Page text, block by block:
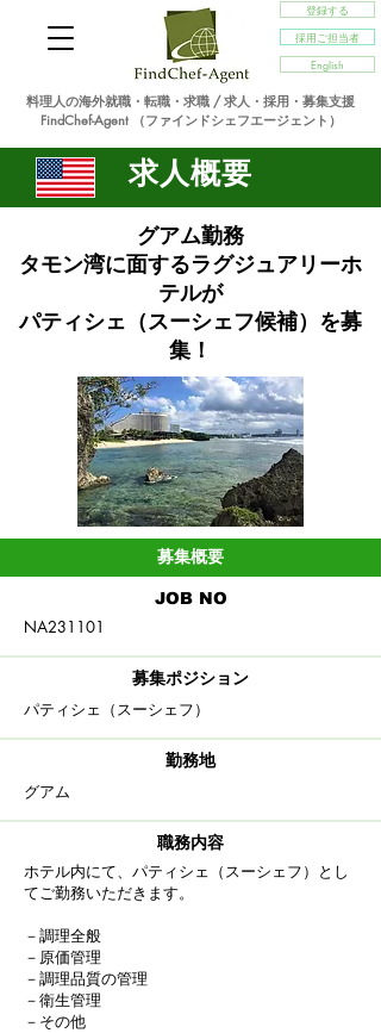
採用ご担当者
登録する
English
料理人の海外就職・転職・求職 / 求人・採用・募集支援
FindChef-Agent （ファインドシェフエージェント）
求人概要
グアム勤務
タモン湾に面するラグジュアリーホ
テルが
パティシェ（スーシェフ候補）を募
集！
募集概要
​JOB NO
NA231101
募集ポジション
パティシェ（スーシェフ）
​勤務地
グアム
職務内容
ホテル内にて、パティシェ（スーシェフ）とし
てご勤務いただきます。
－調理全般
－原価管理
－調理品質の管理
－衛生管理
－その他